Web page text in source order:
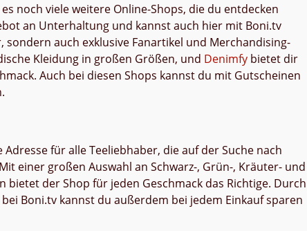
noch viele weitere Online-Shops, die du entdecken
an Unterhaltung und kannst auch hier mit Boni.tv
auch exklusive Fanartikel und Merchandising-
Kleidung in großen Größen, und Denimfy bietet dir
Auch bei diesen Shops kannst du mit Gutscheinen
für alle Teeliebhaber, die auf der Suche nach
einer großen Auswahl an Schwarz-, Grün-, Kräuter- und
bietet der Shop für jeden Geschmack das Richtige. Durch
Boni.tv kannst du außerdem bei jedem Einkauf sparen